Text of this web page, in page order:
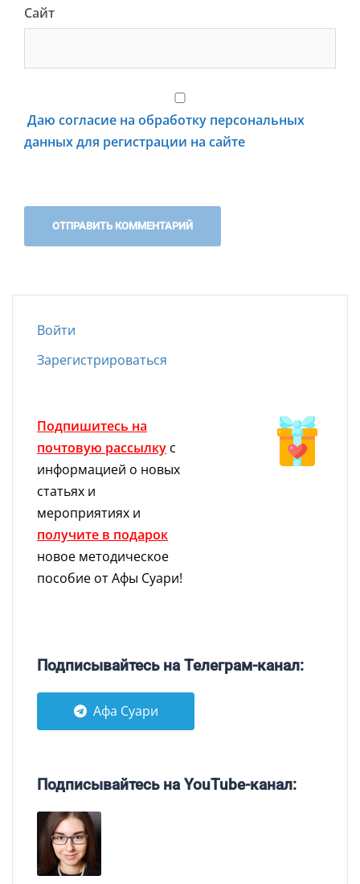
Сайт
Даю согласие на обработку персональных
данных для регистрации на сайте
Войти
Зарегистрироваться
Подпишитесь на
почтовую рассылку с
информацией о новых
статьях и
мероприятиях и
получите в подарок
новое методическое
пособие от Афы Суари!
Подписывайтесь на Телеграм-канал:
Афа Суари
Подписывайтесь на YouTube-канал: